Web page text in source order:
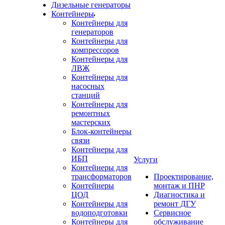
Дизельные генераторы
Контейнеры
Контейнеры для
генераторов
Контейнеры для
компрессоров
Контейнеры для
ЛВЖ
Контейнеры для
насосных
станций
Контейнеры для
ремонтных
мастерских
Блок-контейнеры
связи
Контейнеры для
ИБП
Контейнеры для
трансформаторов
Контейнеры
ЦОД
Контейнеры для
водоподготовки
Контейнеры для
Услуги
Проектирование,
монтаж и ПНР
Диагностика и
ремонт ДГУ
Сервисное
обслуживание